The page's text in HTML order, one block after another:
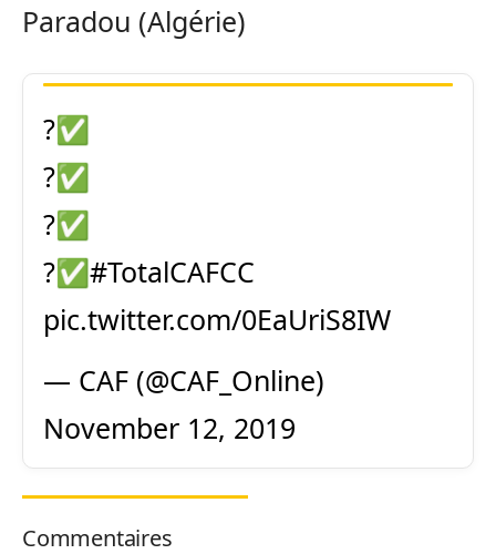
Paradou (Algérie)
?✅
?✅
?✅
?✅#TotalCAFCC
pic.twitter.com/0EaUriS8IW
— CAF (@CAF_Online)
November 12, 2019
Commentaires